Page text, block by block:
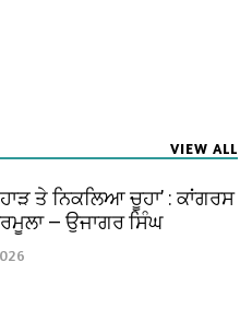
VIEW ALL
ਤੇ ਨਿਕਲਿਆ ਚੂਹਾ’ : ਕਾਂਗਰਸ
— ਉਜਾਗਰ ਸਿੰਘ